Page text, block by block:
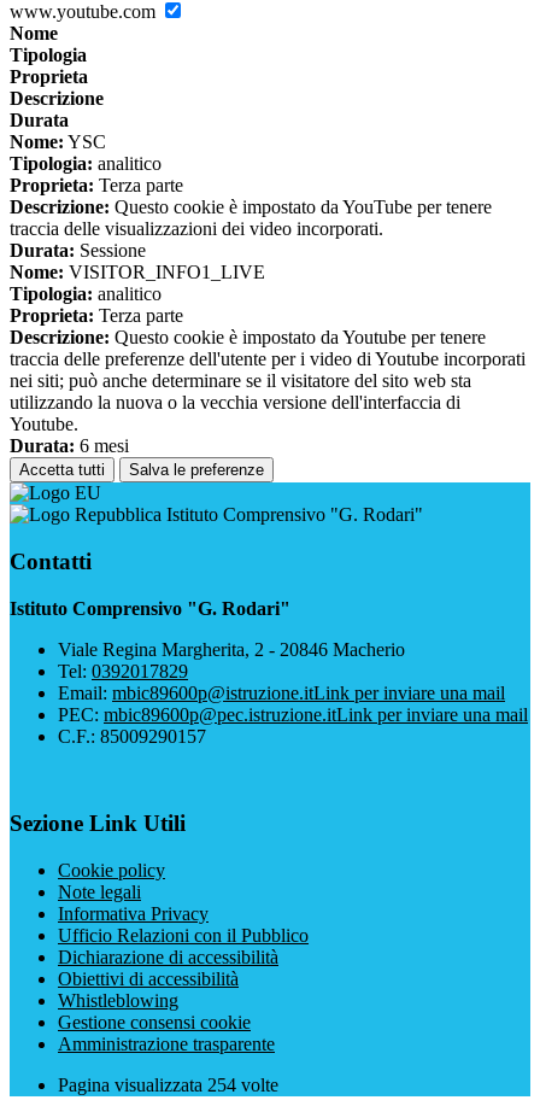
www.youtube.com
Nome
Tipologia
Proprieta
Descrizione
Durata
Nome: YSC
Tipologia: analitico
Proprieta: Terza parte
Descrizione: Questo cookie è impostato da YouTube per tenere
traccia delle visualizzazioni dei video incorporati.
Durata: Sessione
Nome: VISITOR_INFO1_LIVE
Tipologia: analitico
Proprieta: Terza parte
Descrizione: Questo cookie è impostato da Youtube per tenere
traccia delle preferenze dell'utente per i video di Youtube incorporati
nei siti; può anche determinare se il visitatore del sito web sta
utilizzando la nuova o la vecchia versione dell'interfaccia di
Youtube.
Durata: 6 mesi
Accetta tutti Salva le preferenze
Istituto Comprensivo "G. Rodari"
Contatti
Istituto Comprensivo "G. Rodari"
Viale Regina Margherita, 2 - 20846 Macherio
Tel: 0392017829
Email: mbic89600p@istruzione.itLink per inviare una mail
PEC: mbic89600p@pec.istruzione.itLink per inviare una mail
C.F.: 85009290157
Sezione Link Utili
Cookie policy
Note legali
Informativa Privacy
Ufficio Relazioni con il Pubblico
Dichiarazione di accessibilità
Obiettivi di accessibilità
Whistleblowing
Gestione consensi cookie
Amministrazione trasparente
Pagina visualizzata 254 volte